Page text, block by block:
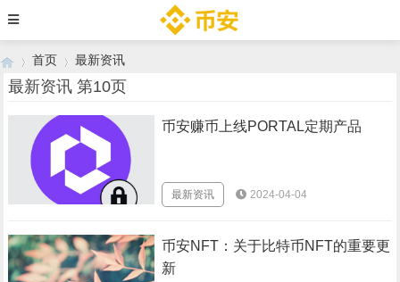
首页
›
最新资讯
最新资讯 第10页
币安赚币上线PORTAL定期产品
最新资讯 2024-04-04
币安NFT：关于比特币NFT的重要更
新